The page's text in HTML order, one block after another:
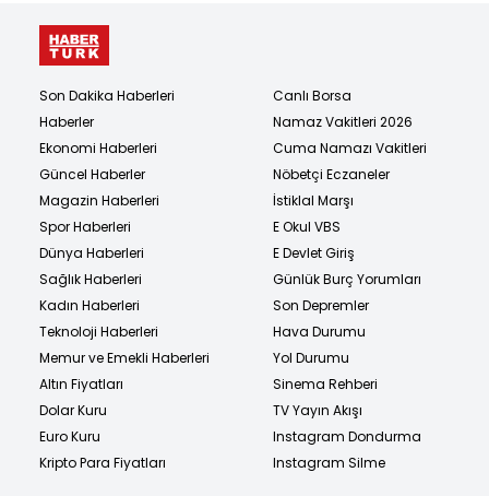
Son Dakika Haberleri
Haberler
Ekonomi Haberleri
Güncel Haberler
Magazin Haberleri
Spor Haberleri
Dünya Haberleri
Sağlık Haberleri
Kadın Haberleri
Teknoloji Haberleri
Memur ve Emekli Haberleri
Altın Fiyatları
Dolar Kuru
Euro Kuru
Kripto Para Fiyatları
Canlı Borsa
Namaz Vakitleri 2026
Cuma Namazı Vakitleri
Nöbetçi Eczaneler
İstiklal Marşı
E Okul VBS
E Devlet Giriş
Günlük Burç Yorumları
Son Depremler
Hava Durumu
Yol Durumu
Sinema Rehberi
TV Yayın Akışı
Instagram Dondurma
Instagram Silme